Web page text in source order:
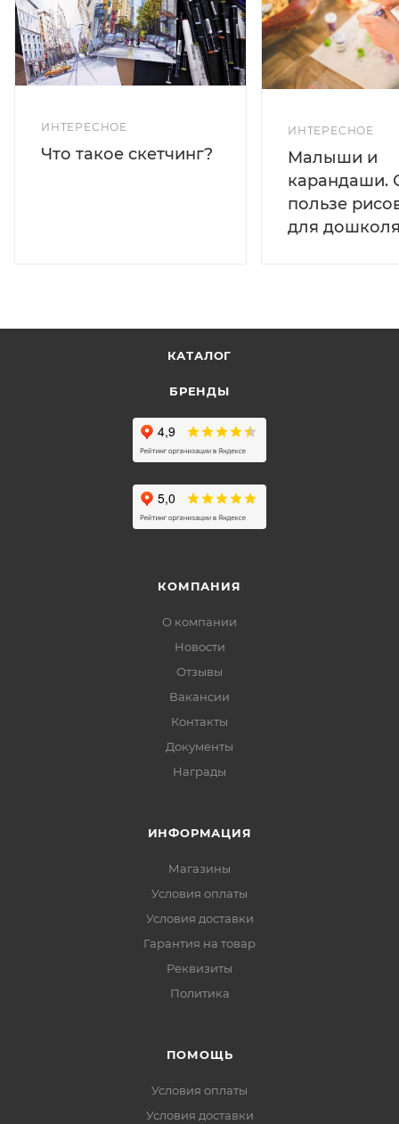
ИНТЕРЕСНОЕ
Что такое скетчинг?
ИНТЕРЕСНОЕ
Малыши и
карандаши.
пользе
для
КАТАЛОГ
БРЕНДЫ
КОМПАНИЯ
О компании
Новости
Отзывы
Вакансии
Контакты
Документы
Награды
ИНФОРМАЦИЯ
Магазины
Условия оплаты
Условия доставки
Гарантия на товар
Реквизиты
Политика
ПОМОЩЬ
Условия оплаты
Условия доставки